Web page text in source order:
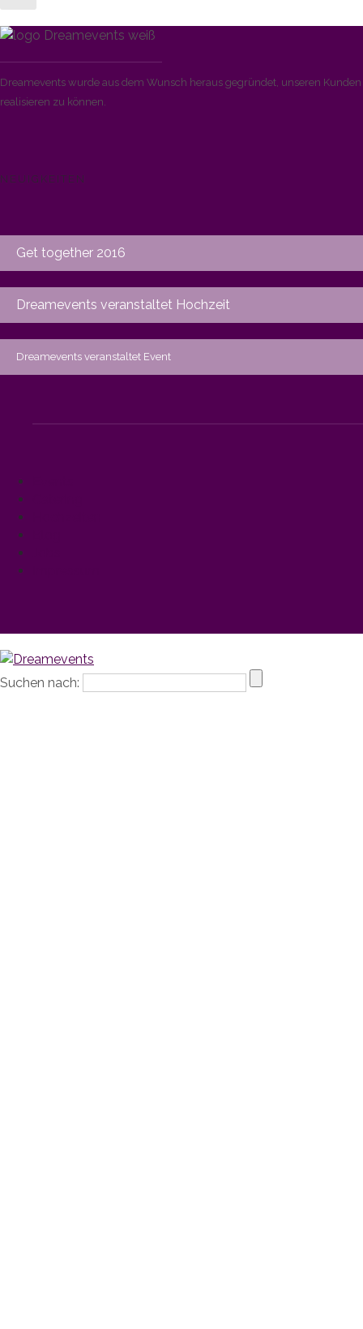
Dreamevents wurde aus dem Wunsch heraus gegründet, unseren
realisieren zu können.
NEUIGKEITEN
Get together 2016
Dreamevents veranstaltet Hochzeit
Dreamevents veranstaltet Event
Suchen nach: